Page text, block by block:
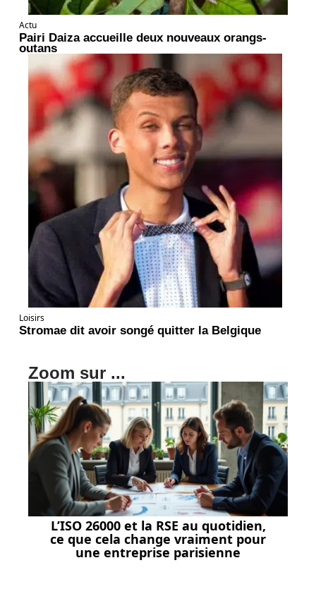
Actu
Pairi Daiza accueille deux nouveaux orangs-
outans
Loisirs
Stromae dit avoir songé quitter la Belgique
Zoom sur ...
L’ISO 26000 et la RSE au quotidien,
ce que cela change vraiment pour
une entreprise parisienne